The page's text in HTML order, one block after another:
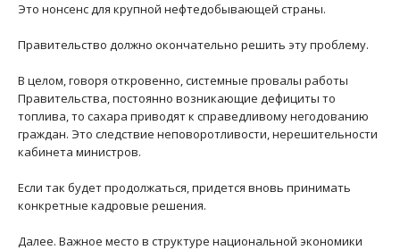
Это нонсенс для крупной нефтедобывающей страны.
Правительство должно окончательно решить эту проблему.
В целом, говоря откровенно, системные провалы работы
Правительства, постоянно возникающие дефициты то
топлива, то сахара приводят к справедливому негодованию
граждан. Это следствие неповоротливости, нерешительности
кабинета министров.
Если так будет продолжаться, придется вновь принимать
конкретные кадровые решения.
Далее. Важное место в структуре национальной экономики